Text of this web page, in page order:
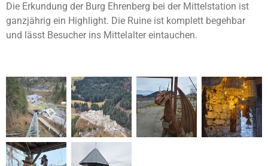
Die Erkundung der Burg Ehrenberg bei der Mittelstation ist
ganzjährig ein Highlight. Die Ruine ist komplett begehbar
und lässt Besucher ins Mittelalter eintauchen.